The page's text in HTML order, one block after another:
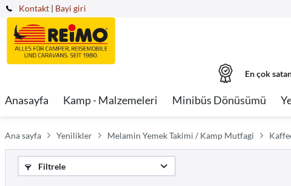
Kontakt | Bayi giri
En çok
Anasayfa Kamp - Malzemeleri Minibüs Dönüsümü
Ana sayfa Yenilikler Melamin Yemek Takimi / Kamp Mutfagi
Filtrele